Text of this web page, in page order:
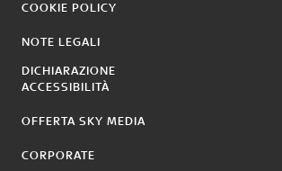
COOKIE POLICY
NOTE LEGALI
DICHIARAZIONE
ACCESSIBILITÀ
OFFERTA SKY MEDIA
CORPORATE